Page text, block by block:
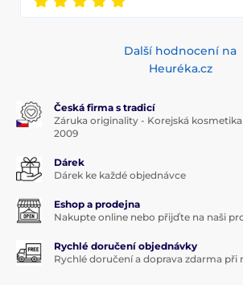
Další hodnocení na
Heuréka.cz
Česká firma s tradicí
Záruka originality - Korejská
2009
Dárek
Dárek ke každé objednávce
Eshop a prodejna
Nakupte online nebo přijďte na naši
Rychlé doručení objednávky
Rychlé doručení a doprava zdarma při